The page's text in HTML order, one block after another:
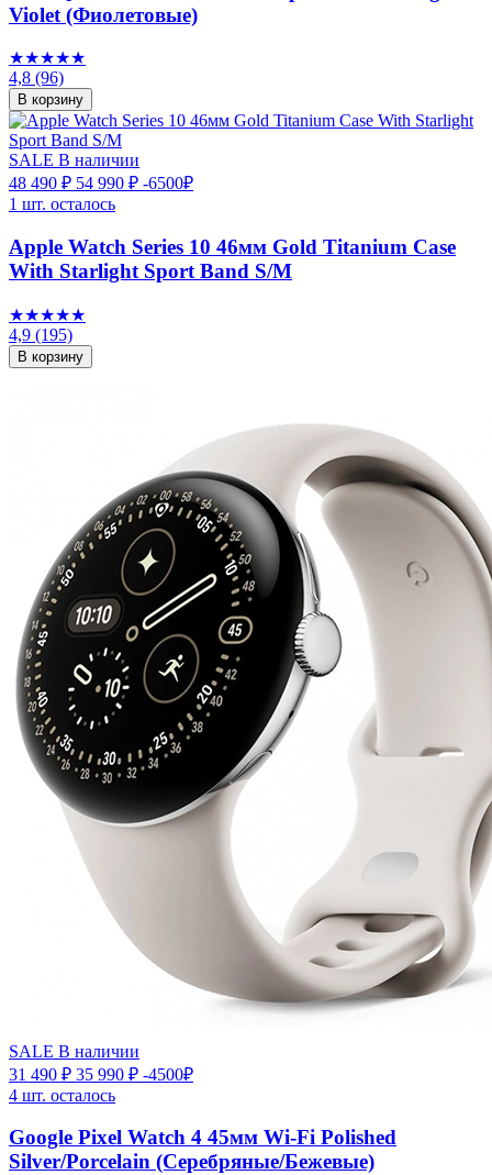
Violet (Фиолетовые)
★★★★★
4,8 (96)
В корзину
SALE В наличии
48 490 ₽ 54 990 ₽ -6500₽
1 шт. осталось
Apple Watch Series 10 46мм Gold Titanium Case
With Starlight Sport Band S/M
★★★★★
4,9 (195)
В корзину
SALE В наличии
31 490 ₽ 35 990 ₽ -4500₽
4 шт. осталось
Google Pixel Watch 4 45мм Wi-Fi Polished
Silver/Porcelain (Серебряные/Бежевые)